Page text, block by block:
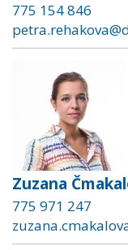
775 154 846
Zuzana
775 971 247